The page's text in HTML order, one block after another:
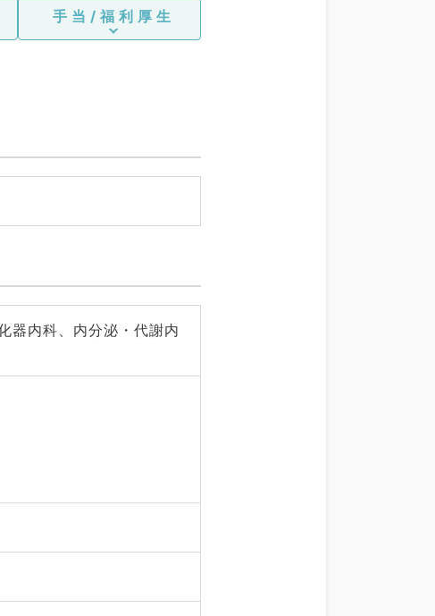
手当/福利厚生
器内科、内分泌・代謝内